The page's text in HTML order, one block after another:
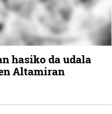
hasiko da udala
Altamiran